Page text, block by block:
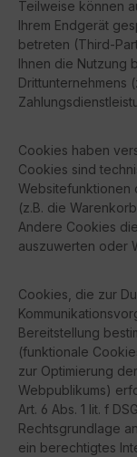
Teilweise können
Ihrem Endgerät
betreten (Third-
Ihnen die Nutzung
Drittunternehmens
Cookies haben
Cookies sind
Websitefunktionen
(z.B. die
Andere Cookies
auszuwerten oder
Cookies, die zur
Bereitstellung
(funktionale
zur Optimierung
Webpublikums)
Art. 6 Abs. 1 lit. f
Rechtsgrundlage
ein berechtigtes